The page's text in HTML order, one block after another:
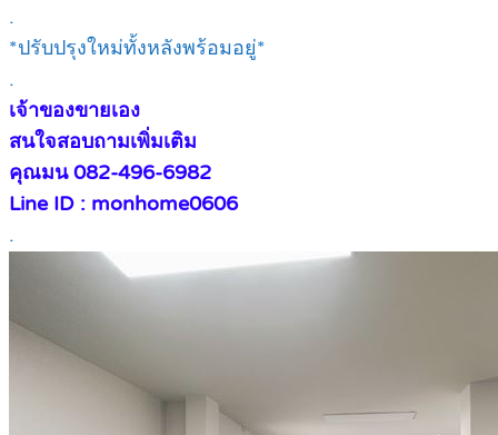
.
*ปรับปรุงใหม่ทั้งหลังพร้อมอยู่*
.
เจ้าของขายเอง
สนใจสอบถามเพิ่มเติม
คุณมน 082-496-6982
Line ID : monhome0606
.